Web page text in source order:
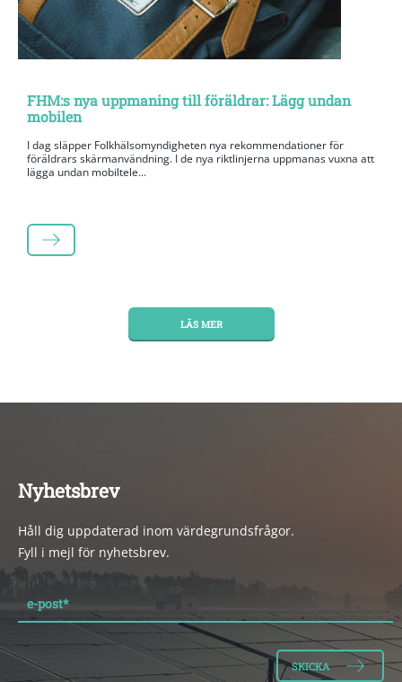
FHM:s nya uppmaning till föräldrar: Lägg undan
mobilen
I dag släpper Folkhälsomyndigheten nya rekommendationer för
föräldrars skärmanvändning. I de nya riktlinjerna uppmanas vuxna att
lägga undan mobiltele...
LÄS MER
LÄS MER
Nyhetsbrev
Håll dig uppdaterad inom värdegrundsfrågor.
Fyll i mejl för nyhetsbrev.
e-post*